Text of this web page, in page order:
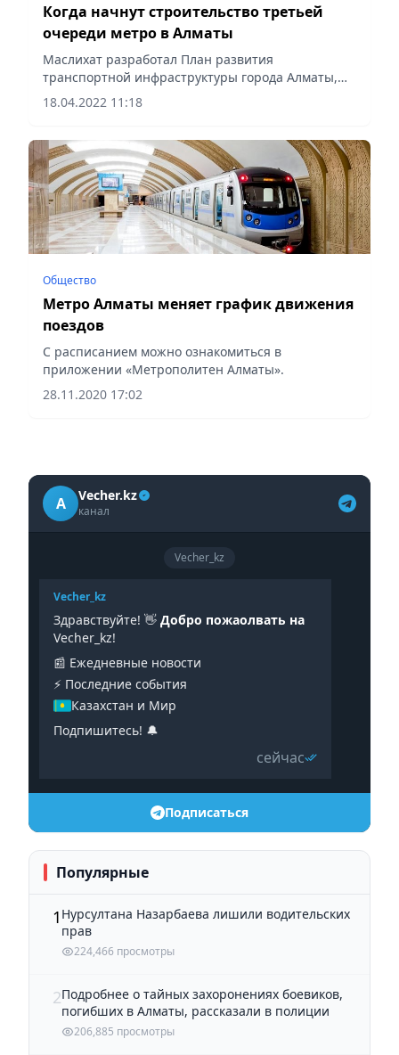
Когда начнут строительство третьей
очереди метро в Алматы
Маслихат разработал План развития
транспортной инфраструктуры города Алматы,
сообщает Vecher.kz со ссылкой на Zakon.kz.
18.04.2022 11:18
Общество
Метро Алматы меняет график движения
поездов
С расписанием можно ознакомиться в
приложении «Метрополитен Алматы».
28.11.2020 17:02
A Vecher.kz
канал
Vecher_kz
Vecher_kz
Здравствуйте! 👋 Добро пожаолвать на
Vecher_kz!
📰 Ежедневные новости
⚡️ Последние события
Казахстан и Мир
Подпишитесь! 🔔
сейчас
Подписаться
Популярные
1 Нурсултана Назарбаева лишили водительских
прав
224,466 просмотры
2Подробнее о тайных захоронениях боевиков,
погибших в Алматы, рассказали в полиции
206,885 просмотры